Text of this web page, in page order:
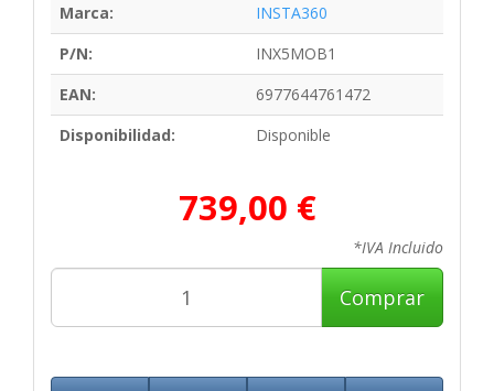
Marca:
INSTA360
P/N:
INX5MOB1
EAN:
6977644761472
Disponibilidad:
Disponible
739,00 €
*IVA Incluido
Comprar